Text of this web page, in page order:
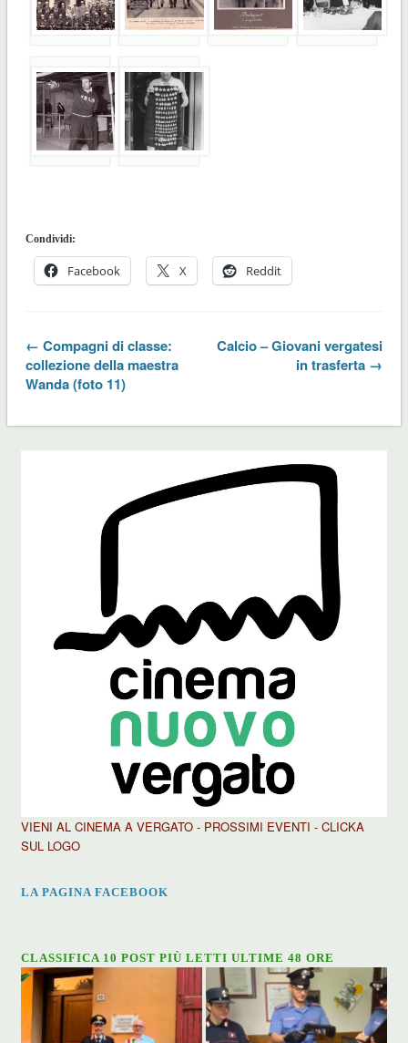
Condividi:
Facebook X Reddit
← Compagni di classe:
collezione della maestra
Wanda (foto 11)
Calcio – Giovani vergatesi
in trasferta →
VIENI AL CINEMA A VERGATO - PROSSIMI EVENTI - CLICKA
SUL LOGO
LA PAGINA FACEBOOK
CLASSIFICA 10 POST PIÙ LETTI ULTIME 48 ORE